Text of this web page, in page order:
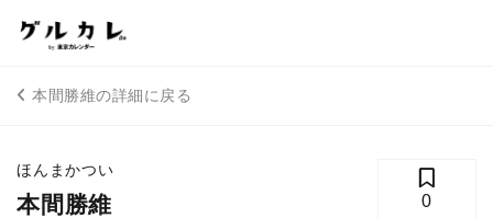
本間勝維の詳細に戻る
ほんまかつい
本間勝維 0